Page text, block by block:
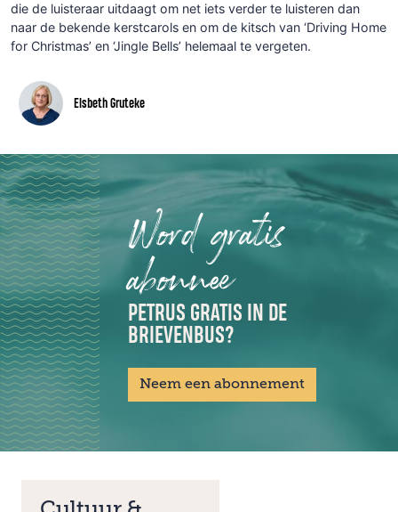
die de luisteraar uitdaagt om net iets verder te luisteren dan
naar de bekende kerstcarols en om de kitsch van ‘Driving Home
for Christmas’ en ‘Jingle Bells’ helemaal te vergeten.
Elsbeth Gruteke
Word gratis
abonnee
PETRUS GRATIS IN DE
BRIEVENBUS?
Neem een abonnement